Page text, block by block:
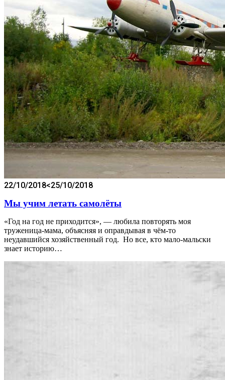
22/10/2018<25/10/2018
Мы учим летать самолёты
«Год на год не приходится», — любила повторять моя
труженица-мама, объясняя и оправдывая в чём-то
неудавшийся хозяйственный год. Но все, кто мало-мальски
знает историю…